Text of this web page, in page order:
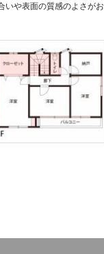
いや表面の質感のよさがお